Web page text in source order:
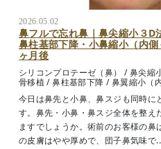
2026.05.02
鼻フルで忘れ鼻｜鼻尖縮小３D
鼻柱基部下降・小鼻縮小（内
ヶ月後
シリコンプロテーゼ（鼻） /鼻尖縮
骨移植 /鼻柱基部下降 /鼻翼縮小（
今日は鼻先と小鼻、鼻スジも同時に
す。鼻先・小鼻・鼻スジ全体を整
ますでしょうか。術前のお客様の
の皮膚はやや厚めで、団子鼻気味で